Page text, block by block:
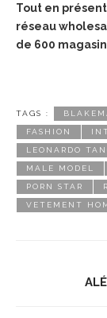
Tout en
réseau
de 600
TAGS :
FASHION
LEONARDO
MALE MODEL
PORN STAR
VETEMENT